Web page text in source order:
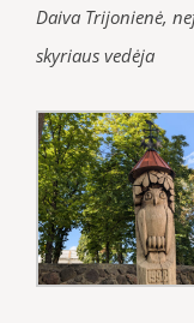
Daiva Trijonienė,
skyriaus vedėja